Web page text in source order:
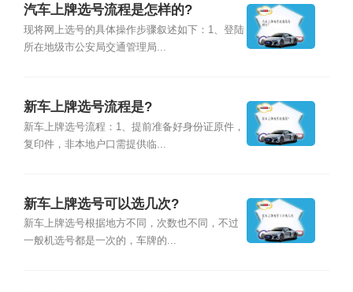
汽车上牌选号流程是怎样的?
现将网上选号的具体操作步骤叙述如下：1、登陆
所在地级市公安局交通管理局...
新车上牌选号流程是?
新车上牌选号流程：1、提前准备好身份证原件，
复印件，非本地户口需提供临...
新车上牌选号可以选几次?
新车上牌选号根据地方不同，次数也不同，不过
一般机选号都是一次的，车牌的...